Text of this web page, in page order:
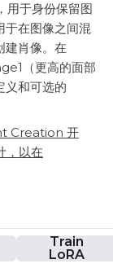
Train
LoRA
于身份保留图
于在图像之间混
建肖像。在
（更高的面部
义和可选的
Creation 开
以在